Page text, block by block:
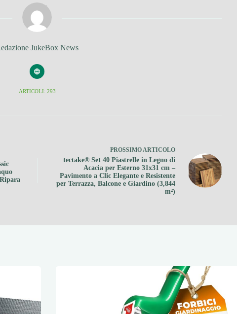
JukeBox News
ARTICOLI: 293
PROSSIMOARTICOLO
tectake® Set 40 Piastrelle in Legno di
Acacia per Esterno 31x31 cm –
Pavimento a Clic Elegante e Resistente
per Terrazza, Balcone e Giardino (3,844
m²)